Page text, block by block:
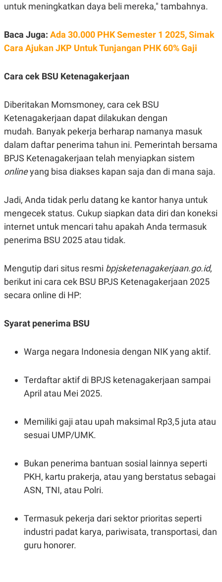
D
SITEMAPPROFILETERM
PEDOMAN
PEMBERITAAN
PRIVACY
POLICY
untuk meningkatkan daya beli mereka," tambahnya.
Baca Juga: Ada 30.000 PHK Semester 1 2025, Simak
Cara Ajukan JKP Untuk Tunjangan PHK 60% Gaji
Cara cek BSU Ketenagakerjaan
Diberitakan Momsmoney, cara cek BSU
Ketenagakerjaan dapat dilakukan dengan
mudah. Banyak pekerja berharap namanya masuk
dalam daftar penerima tahun ini. Pemerintah bersama
BPJS Ketenagakerjaan telah menyiapkan sistem
onlineyang bisa diakses kapan saja dan di mana saja.
Jadi, Anda tidak perlu datang ke kantor hanya untuk
mengecek status. Cukup siapkan data diri dan koneksi
internet untuk mencari tahu apakah Anda termasuk
penerima BSU 2025 atau tidak.
Mengutip dari situs resmi bpjsketenagakerjaan.go.id,
berikut ini cara cek BSU BPJS Ketenagakerjaan 2025
secara online di HP:
Syarat penerima BSU
Warga negara Indonesia dengan NIK yang aktif.
Terdaftar aktif di BPJS ketenagakerjaan sampai
April atau Mei 2025.
Memiliki gaji atau upah maksimal Rp3,5 juta atau
sesuai UMP/UMK.
Bukan penerima bantuan sosial lainnya seperti
PKH, kartu prakerja, atau yang berstatus sebagai
ASN, TNI, atau Polri.
Termasuk pekerja dari sektor prioritas seperti
industri padat karya, pariwisata, transportasi, dan
guru honorer.